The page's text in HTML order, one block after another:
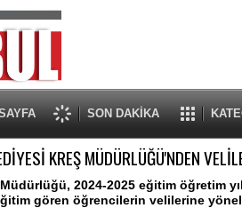
SON DAKİKA
KREŞ MÜDÜRLÜĞÜ'NDEN
2024-2025 eğitim öğretim
gören öğrencilerin velilerine